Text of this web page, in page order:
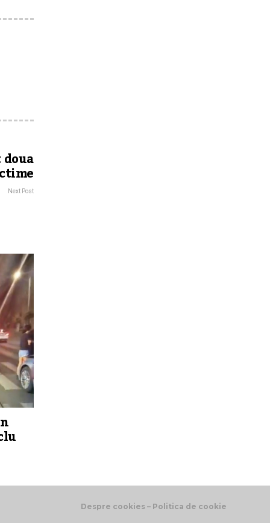
Next Post
Despre cookies – Politica de cookie